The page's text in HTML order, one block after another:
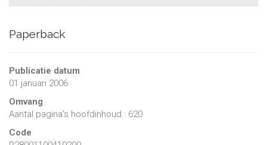
Paperback
Publicatie datum
01 januari 2006
Omvang
Aantal pagina's hoofdinhoud : 620
Code